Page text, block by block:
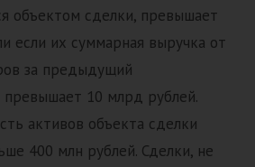
объектом сделки, превышает
если их суммарная выручка от
за предыдущий
превышает 10 млрд рублей.
активов объекта сделки
400 млн рублей. Сделки, не